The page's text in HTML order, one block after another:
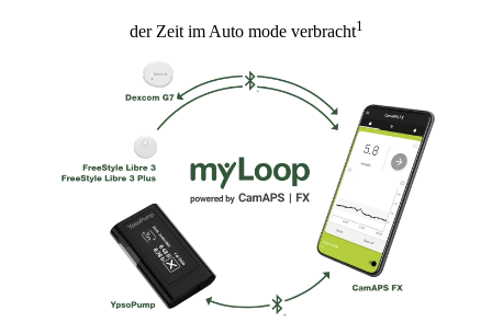
der Zeit im Auto mode verbracht1